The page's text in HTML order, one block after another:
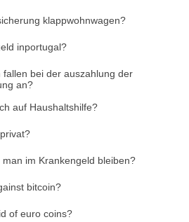
klappwohnwagen?
inportugal?
fallen bei der auszahlung der
an?
auf Haushaltshilfe?
im Krankengeld bleiben?
bitcoin?
of euro coins?